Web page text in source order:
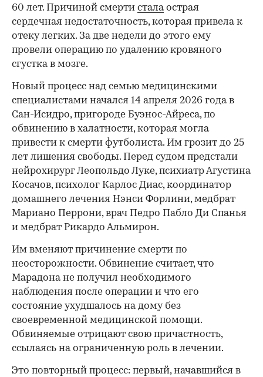
00:00
60 лет. Причиной смерти сталаострая
сердечная недостаточность, которая привела к
отеку легких. За две недели до этого ему
провели операцию по удалению кровяного
сгустка в мозге.
Новый процесс над семью медицинскими
специалистами начался 14 апреля 2026 года в
Сан-Исидро, пригороде Буэнос-Айреса, по
обвинению в халатности, которая могла
привести к смерти футболиста. Им грозит до 25
лет лишения свободы. Перед судом предстали
нейрохирург Леопольдо Луке, психиатр Агустина
Косачов, психолог Карлос Диас, координатор
домашнего лечения Нэнси Форлини, медбрат
Мариано Перрони, врач Педро Пабло Ди Спанья
и медбрат Рикардо Альмирон.
Им вменяют причинение смерти по
неосторожности. Обвинение считает, что
Марадона не получил необходимого
наблюдения после операции и что его
состояние ухудшалось на дому без
своевременной медицинской помощи.
Обвиняемые отрицают свою причастность,
ссылаясь на ограниченную роль в лечении.
Это повторный процесс: первый, начавшийся в